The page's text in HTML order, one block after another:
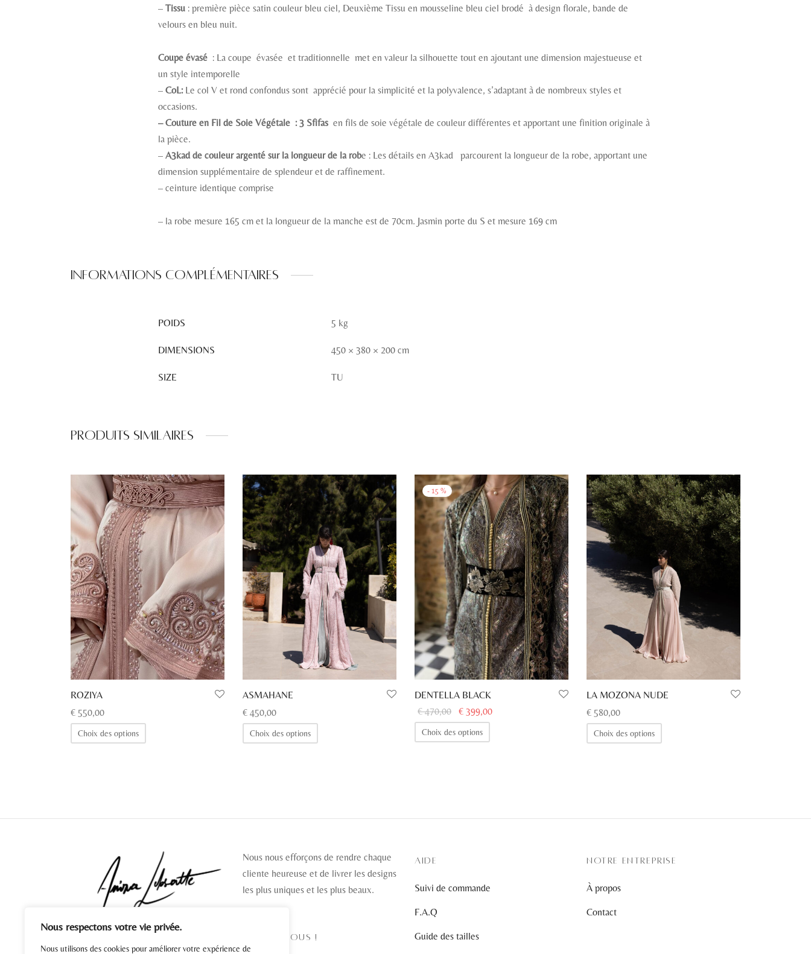
Nous respectons votre vie privée.
Nous utilisons des cookies pour améliorer votre expérience de
– Tissu : première pièce satin couleur bleu ciel, Deuxième Tissu en mousseline bleu ciel brodé à design florale, bande de
velours en bleu nuit.
Coupe évasé : La coupe évasée et traditionnelle met en valeur la silhouette tout en ajoutant une dimension majestueuse et
un style intemporelle
– CoL: Le col V et rond confondus sont apprécié pour la simplicité et la polyvalence, s’adaptant à de nombreux styles et
occasions.
– Couture en Fil de Soie Végétale : 3 Sfifas en fils de soie végétale de couleur différentes et apportant une finition originale à
la pièce.
– A3kad de couleur argenté sur la longueur de la robe : Les détails en A3kad parcourent la longueur de la robe, apportant une
dimension supplémentaire de splendeur et de raffinement.
– ceinture identique comprise
– la robe mesure 165 cm et la longueur de la manche est de 70cm. Jasmin porte du S et mesure 169 cm
Informations complémentaires
POIDS 5 kg
DIMENSIONS 450 × 380 × 200 cm
SIZE TU
Produits similaires
ROZIYA
€ 550,00
Choix des options
Ce
produit
être
choisies
sur
la
page
ASMAHANE
€ 450,00
Choix des options
Ce
produit
être
choisies
sur
- 15 %
DENTELLA BLACK
€470,00
Le prix
initial
était :
€ 399,00
Choix des options
Ce
produit
sur
LA MOZONA NUDE
€ 580,00
Choix des options
Ce
produit
être
Nous nous efforçons de rendre chaque
cliente heureuse et de livrer les designs
les plus uniques et les plus beaux.
SUIVEZ-NOUS !
AIDE
Suivi de commande
F.A.Q
Guide des tailles
NOTRE ENTREPRISE
À propos
Contact